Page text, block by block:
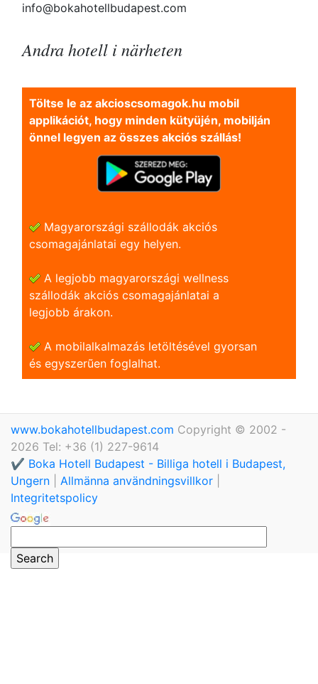
info@bokahotellbudapest.com
Andra hotell i närheten
Töltse le az akcioscsomagok.hu mobil
applikációt, hogy minden kütyüjén, mobilján
önnel legyen az összes akciós szállás!
Magyarországi szállodák akciós
csomagajánlatai egy helyen.
A legjobb magyarországi wellness
szállodák akciós csomagajánlatai a
legjobb árakon.
A mobilalkalmazás letöltésével gyorsan
és egyszerũen foglalhat.
www.bokahotellbudapest.com Copyright © 2002 -
2026 Tel: +36 (1) 227-9614
✔️ Boka Hotell Budapest - Billiga hotell i Budapest,
Ungern
Allmänna användningsvillkor
Integritetspolicy